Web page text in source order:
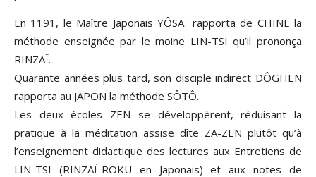
En 1191, le Maître Japonais YÔSAÏ rapporta de CHINE la
méthode enseignée par le moine LIN-TSI qu’il prononça
RINZAÏ.
Quarante années plus tard, son disciple indirect DÔGHEN
rapporta au JAPON la méthode SÔTÔ.
Les deux écoles ZEN se développèrent, réduisant la
pratique à la méditation assise dîte ZA-ZEN plutôt qu’à
l’enseignement didactique des lectures aux Entretiens de
LIN-TSI (RINZAÏ-ROKU en Japonais) et aux notes de